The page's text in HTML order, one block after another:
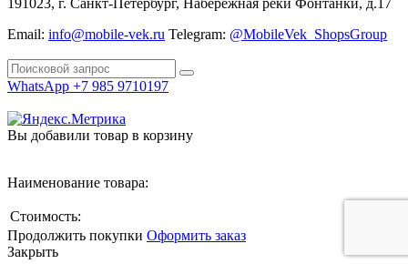
Email: info@mobile-vek.ru Telegram: @MobileVek_ShopsGroup
WhatsApp +7 985 9710197
Вы добавили товар в корзину
Наименование товара:
Стоимость:
Продолжить покупки Оформить заказ
Закрыть